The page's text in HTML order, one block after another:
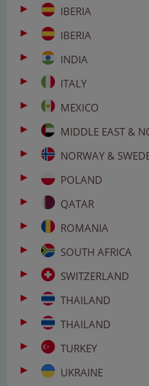
IBERIA
IBERIA
INDIA
ITALY
MEXICO
MIDDLE EAST &
NORWAY &
POLAND
QATAR
ROMANIA
SOUTH AFRICA
SWITZERLAND
THAILAND
THAILAND
TURKEY
UKRAINE